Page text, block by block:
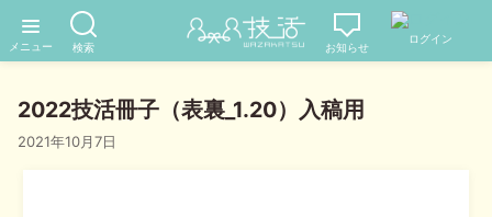
2022技活冊子（表裏_1.20）入稿用
2021年10月7日